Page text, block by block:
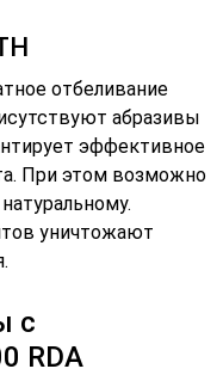
отбеливание
абразивы
эффективное
При этом возможно
уничтожают
с
RDA